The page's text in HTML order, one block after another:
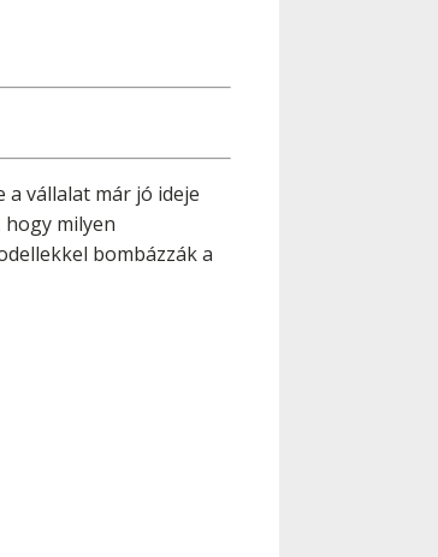
vállalat már jó ideje
milyen
bombázzák a